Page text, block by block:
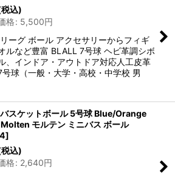
込)
格: 5,500円
ーグ ボール アクセサリーからフィギ
ルなど豊富 BLALL 7号球 ヘビ革調シボ
、インドア・アウトドア対応人工皮革
球（一般・大学・高校・中学校 男
スケットボール 5号球 Blue/Orange
モルテン ミニバス ボール
]
込)
格: 2,640円